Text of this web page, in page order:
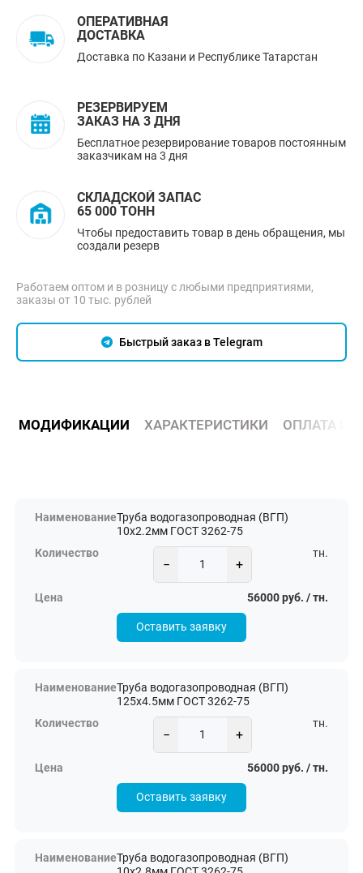
ОПЕРАТИВНАЯ
ДОСТАВКА
Доставка по Казани и Республике Татарстан
РЕЗЕРВИРУЕМ
ЗАКАЗ НА 3 ДНЯ
Бесплатное резервирование товаров постоянным
заказчикам на 3 дня
СКЛАДСКОЙ ЗАПАС
65 000 ТОНН
Чтобы предоставить товар в день обращения, мы
создали резерв
Работаем оптом и в розницу с любыми предприятиями,
заказы от 10 тыс. рублей
Быстрый заказ в Telegram
МОДИФИКАЦИИ ХАРАКТЕРИСТИКИ ОПЛАТА И
Труба водогазопроводная (ВГП)
10х2.2мм ГОСТ 3262-75
− +
тн.
56000 руб. / тн.
Оставить заявку
Труба водогазопроводная (ВГП)
125х4.5мм ГОСТ 3262-75
− +
тн.
56000 руб. / тн.
Оставить заявку
Труба водогазопроводная (ВГП)